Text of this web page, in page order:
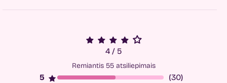
4 / 5
Remiantis 55 atsiliepimais
(30)